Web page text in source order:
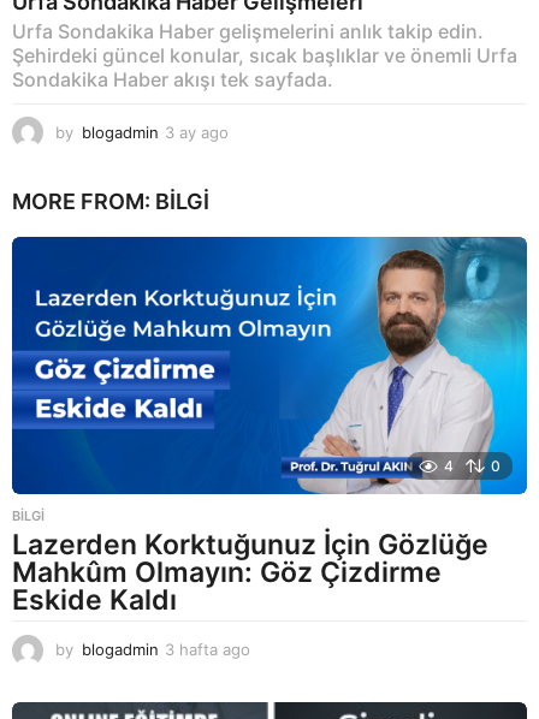
Urfa Sondakika Haber gelişmelerini anlık takip edin.
Şehirdeki güncel konular, sıcak başlıklar ve önemli Urfa
Sondakika Haber akışı tek sayfada.
by blogadmin 3 ay ago
MORE FROM: BILGI
4 0
BILGI
Lazerden Korktuğunuz İçin Gözlüğe
Mahkûm Olmayın: Göz Çizdirme
Eskide Kaldı
by blogadmin 3 hafta ago